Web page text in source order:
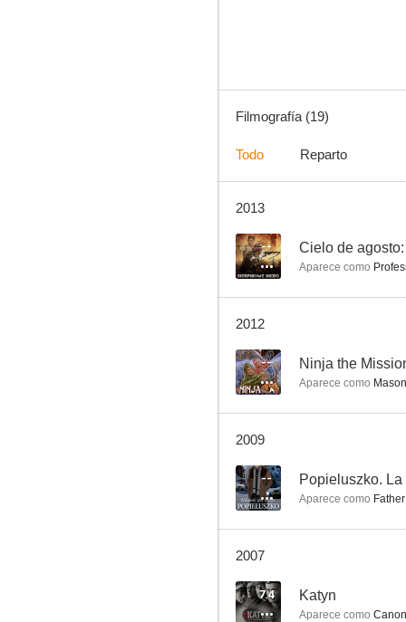
W pustyni i w puszczy
Filmografía (19)
Todo Reparto
2013
-- Cielo de
Aparece como
2012
-- Ninja the
Aparece como Mason
2009
--
Aparece como
2007
7.4 Katyn
Aparece como Canon